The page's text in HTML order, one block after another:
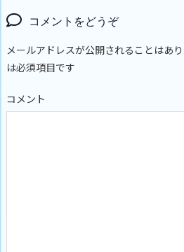
コメントをどうぞ
メールアドレスが公開されることはあり
は必須項目です
コメント